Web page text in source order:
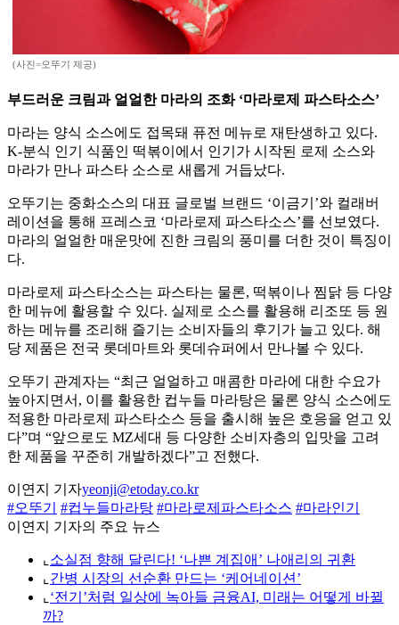
(사진=오뚜기 제공)
부드러운 크림과 얼얼한 마라의 조화 ‘마라로제 파스타소스’
마라는 양식 소스에도 접목돼 퓨전 메뉴로 재탄생하고 있다.
K-분식 인기 식품인 떡볶이에서 인기가 시작된 로제 소스와
마라가 만나 파스타 소스로 새롭게 거듭났다.
오뚜기는 중화소스의 대표 글로벌 브랜드 ‘이금기’와 컬래버
레이션을 통해 프레스코 ‘마라로제 파스타소스’를 선보였다.
마라의 얼얼한 매운맛에 진한 크림의 풍미를 더한 것이 특징이
다.
마라로제 파스타소스는 파스타는 물론, 떡볶이나 찜닭 등 다양
한 메뉴에 활용할 수 있다. 실제로 소스를 활용해 리조또 등 원
하는 메뉴를 조리해 즐기는 소비자들의 후기가 늘고 있다. 해
당 제품은 전국 롯데마트와 롯데슈퍼에서 만나볼 수 있다.
오뚜기 관계자는 “최근 얼얼하고 매콤한 마라에 대한 수요가
높아지면서, 이를 활용한 컵누들 마라탕은 물론 양식 소스에도
적용한 마라로제 파스타소스 등을 출시해 높은 호응을 얻고 있
다”며 “앞으로도 MZ세대 등 다양한 소비자층의 입맛을 고려
한 제품을 꾸준히 개발하겠다”고 전했다.
이연지 기자yeonji@etoday.co.kr
#오뚜기
#컵누들마라탕 #마라로제파스타소스 #마라인기
이연지 기자의 주요 뉴스
⌞ 소실점 향해 달린다! ‘나쁜 계집애’ 나애리의 귀환
⌞ 간병 시장의 선순환 만드는 ‘케어네이션’
⌞ ‘전기’처럼 일상에 녹아들 금융AI, 미래는 어떻게 바뀔
까?